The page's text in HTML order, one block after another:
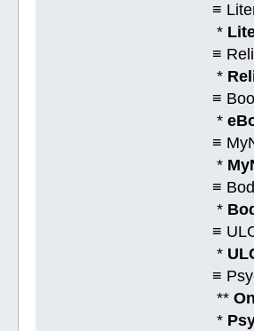
≡
*
≡
*
≡
*
≡
*
≡
*
≡
*
≡
**
*